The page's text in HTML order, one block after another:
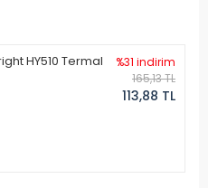
HY510 Termal
%31 indirim
165,13 TL
113,88 TL